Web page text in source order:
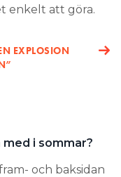
enkelt att göra.
EXPLOSION
i sommar?
och baksidan